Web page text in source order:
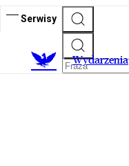
Serwisy
Wydarzenia